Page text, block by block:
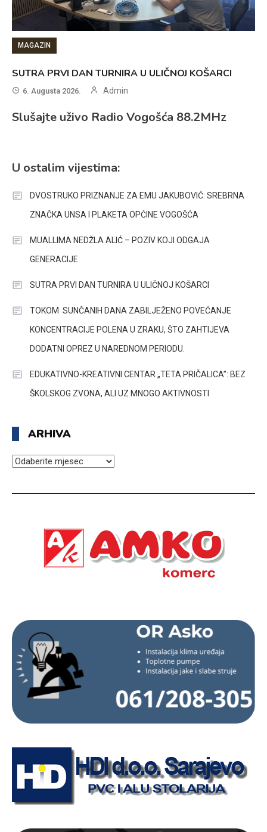
MAGAZIN
SUTRA PRVI DAN TURNIRA U ULIČNOJ KOŠARCI
6. Augusta 2026. Admin
Slušajte uživo Radio Vogošća 88.2MHz
U ostalim vijestima:
DVOSTRUKO PRIZNANJE ZA EMU JAKUBOVIĆ: SREBRNA
ZNAČKA UNSA I PLAKETA OPĆINE VOGOŠĆA
MUALLIMA NEDŽLA ALIĆ – POZIV KOJI ODGAJA
GENERACIJE
SUTRA PRVI DAN TURNIRA U ULIČNOJ KOŠARCI
TOKOM SUNČANIH DANA ZABILJEŽENO POVEĆANJE
KONCENTRACIJE POLENA U ZRAKU, ŠTO ZAHTIJEVA
DODATNI OPREZ U NAREDNOM PERIODU.
EDUKATIVNO-KREATIVNI CENTAR „TETA PRIČALICA”: BEZ
ŠKOLSKOG ZVONA, ALI UZ MNOGO AKTIVNOSTI
ARHIVA
ARHIVA